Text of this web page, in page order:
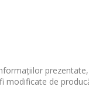
modificate de